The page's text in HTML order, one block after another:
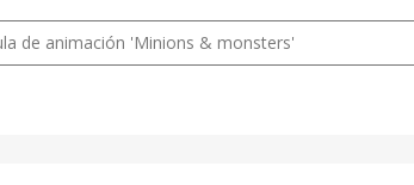
de animación 'Minions & monsters'